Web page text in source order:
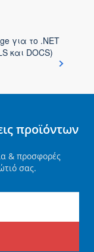
για το .NET
και DOCS)
προϊόντων
& προσφορές
σας.